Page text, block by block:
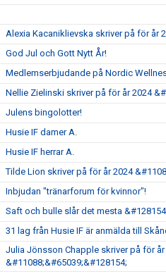
Alexia Kacaniklievska skriver på för år
God Jul och Gott Nytt År!
Medlemserbjudande på Nordic
Nellie Zielinski skriver på för år 2024
Julens bingolotter!
Husie IF damer A.
Husie IF herrar A.
Tilde Lion skriver på för år 2024
Inbjudan "tränarforum för kvinnor"!
Saft och bulle slår det mesta
31 lag från Husie IF är anmälda till
Julia Jönsson Chapple skriver på för år
&#11088;&#65039;&#128154;